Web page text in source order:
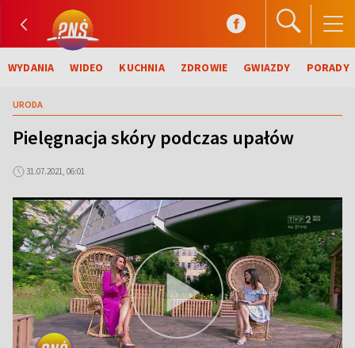
WYDANIA WIDEO KUCHNIA ZDROWIE GWIAZDY PORADY
URODA
Pielęgnacja skóry podczas upałów
31.07.2021, 06:01